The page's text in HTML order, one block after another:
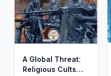
A Global Threat:
Religious Cults